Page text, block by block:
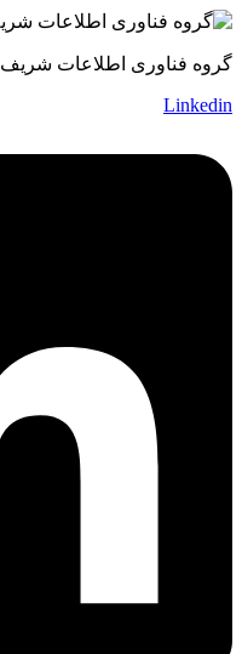
گروه فناوری اطلاعات شریف
Linkedin